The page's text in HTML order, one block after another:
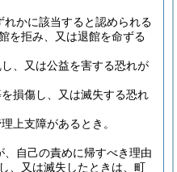
れかに該当すると認められる
を拒み、又は退館を命ずる
、又は公益を害する恐れが
損傷し、又は滅失する恐れ
上支障があるとき。
自己の責めに帰すべき理由
、又は滅失したときは、町